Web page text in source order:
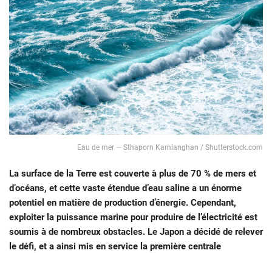
Eau de mer — Sthaporn Kamlanghan / Shutterstock.com
La surface de la Terre est couverte à plus de 70 % de mers et
d’océans, et cette vaste étendue d’eau saline a un énorme
potentiel en matière de production d’énergie. Cependant,
exploiter la puissance marine pour produire de l’électricité est
soumis à de nombreux obstacles. Le Japon a décidé de relever
le défi, et a ainsi mis en service la première centrale